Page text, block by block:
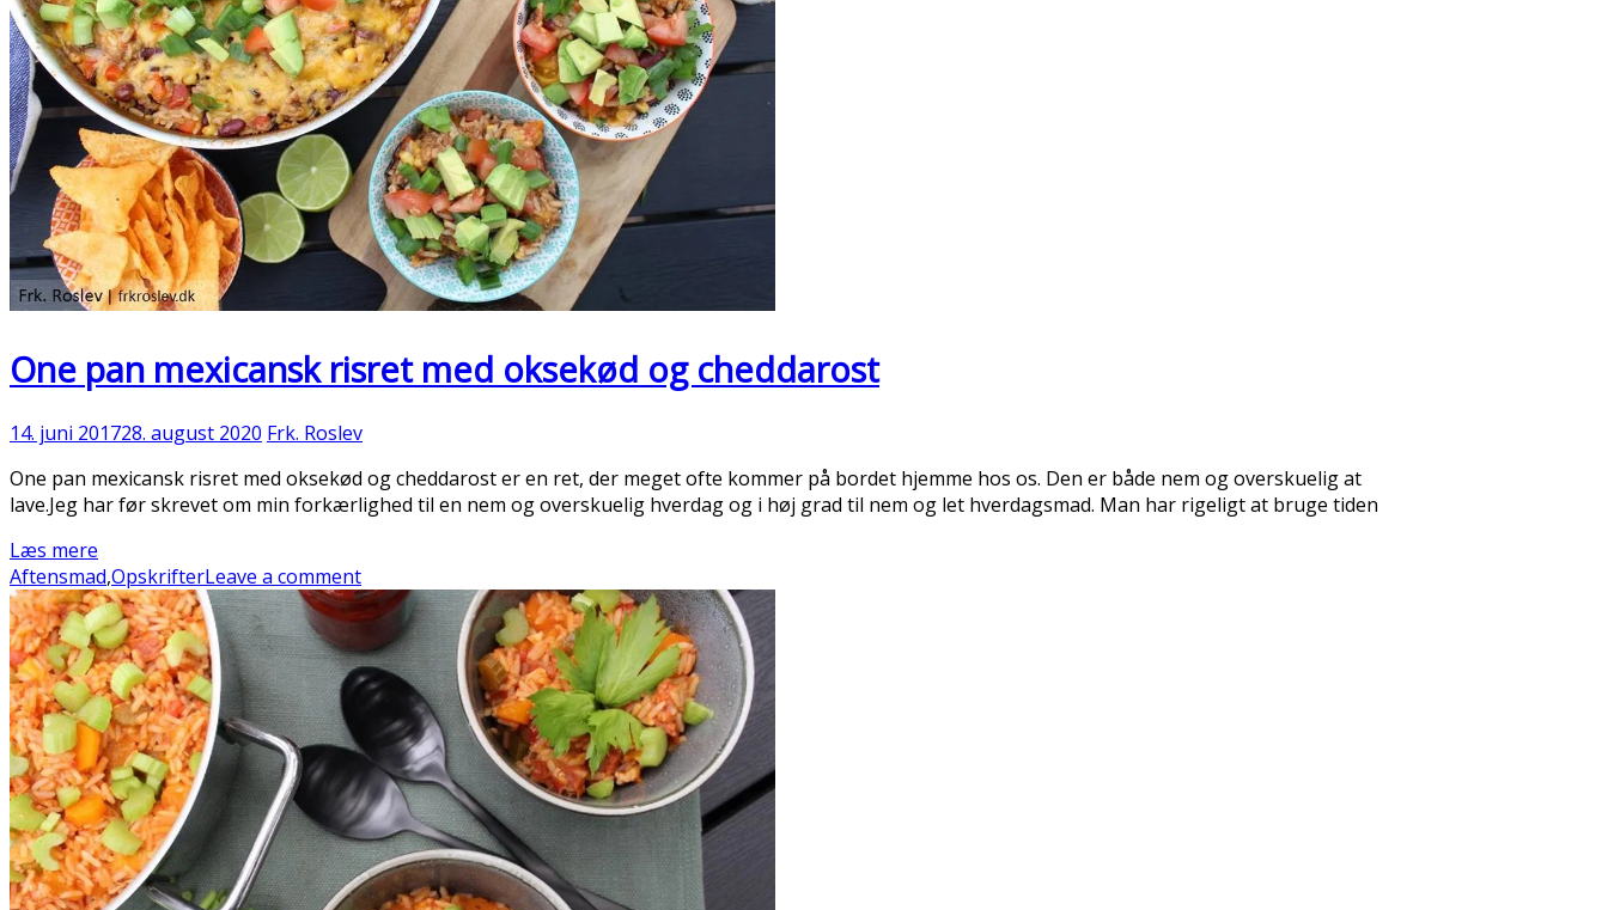
One pan mexicansk risret med oksekød og cheddarost
14. juni 201728. august 2020 Frk. Roslev
One pan mexicansk risret med oksekød og cheddarost er en ret, der meget ofte kommer på bordet hjemme hos os. Den er både nem og overskuelig at
lave.Jeg har før skrevet om min forkærlighed til en nem og overskuelig hverdag og i høj grad til nem og let hverdagsmad. Man har rigeligt at bruge tiden
Læs mere
Aftensmad,OpskrifterLeave a comment